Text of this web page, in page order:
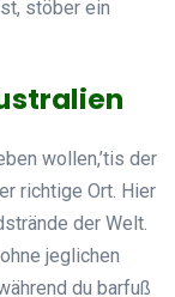
stöber ein
wollen,’tis der
richtige Ort. Hier
der Welt.
jeglichen
du barfuß